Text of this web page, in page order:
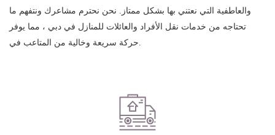
والعاطفية التي نعتني بها بشكل ممتاز. نحن نحترم مشاعرك ونتفهم ما
تحتاجه من خدمات نقل الأفراد والعائلات للمنازل في دبي ، مما يوفر